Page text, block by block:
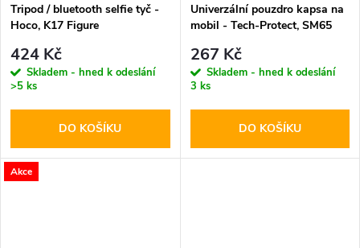
Tripod / bluetooth selfie tyč -
Hoco, K17 Figure
424 Kč
Skladem - hned k odeslání
>5 ks
DO KOŠÍKU
Univerzální pouzdro kapsa na
mobil - Tech-Protect, SM65
267 Kč
Skladem - hned k odeslání
3 ks
DO KOŠÍKU
Akce